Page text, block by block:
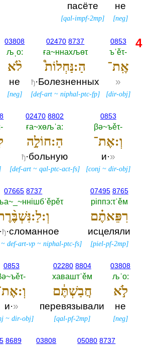
не
[neg]
пасёте
[qal-impf-2mp]
0853
ъˈěτ-‎
אֶֽת־
»
[dir-obj]
02470 8737
ға~ннахљөτ
הַ:נַּחְלוֹת֩
ђ·Болезненных
[def-art ~niphal-ptc-fp]
03808
љˌо:‎
לֹ֨א
не
[neg]
0853
βә~ъěτ-‎
וְ:אֶת־
и·»
[conj ~dir-obj]
02470 8802
ға~хөљˈа:‎
הַ:חוֹלָ֣ה
ђ·больную
[def-art ~qal-ptc-act-fs]
07495 8765
рiппэ:τˈěм
רִפֵּאתֶ֗ם
исцеляли
[piel-pf-2mp]
07665 8737
·ђ·сломанное
~def-art-vp ~niphal-ptc-fs]
03808
љˈо:‎
לֹ֣א
не
[neg]
02280 8804
хаваштˈěм
חֲבַשְׁתֶּ֔ם
перевязывали
[qal-pf-2mp]
0853
и·»
~dir-obj]
05080 8737
03808
8689
4